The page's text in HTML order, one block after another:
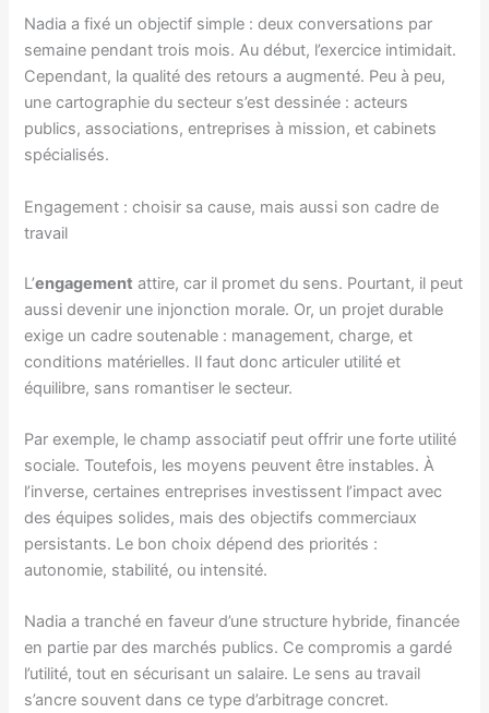
Nadia a fixé un objectif simple : deux conversations par
semaine pendant trois mois. Au début, l’exercice intimidait.
Cependant, la qualité des retours a augmenté. Peu à peu,
une cartographie du secteur s’est dessinée : acteurs
publics, associations, entreprises à mission, et cabinets
spécialisés.
Engagement : choisir sa cause, mais aussi son cadre de
travail
L’engagement attire, car il promet du sens. Pourtant, il peut
aussi devenir une injonction morale. Or, un projet durable
exige un cadre soutenable : management, charge, et
conditions matérielles. Il faut donc articuler utilité et
équilibre, sans romantiser le secteur.
Par exemple, le champ associatif peut offrir une forte utilité
sociale. Toutefois, les moyens peuvent être instables. À
l’inverse, certaines entreprises investissent l’impact avec
des équipes solides, mais des objectifs commerciaux
persistants. Le bon choix dépend des priorités :
autonomie, stabilité, ou intensité.
Nadia a tranché en faveur d’une structure hybride, financée
en partie par des marchés publics. Ce compromis a gardé
l’utilité, tout en sécurisant un salaire. Le sens au travail
s’ancre souvent dans ce type d’arbitrage concret.